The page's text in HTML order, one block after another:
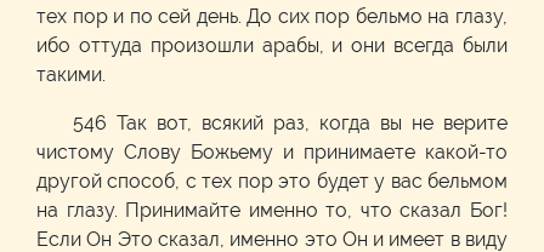
тех пор и по сей день. До сих пор бельмо на глазу,
ибо оттуда произошли арабы, и они всегда были
такими.
546 Так вот, всякий раз, когда вы не верите
чистому Слову Божьему и принимаете какой-то
другой способ, с тех пор это будет у вас бельмом
на глазу. Принимайте именно то, что сказал Бог!
Если Он Это сказал, именно это Он и имеет в виду